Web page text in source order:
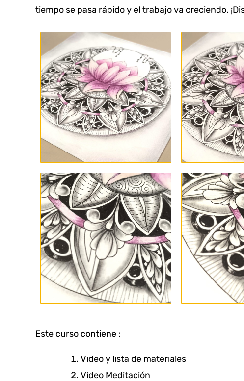
tiempo se pasa rápido y el trabajo va creciendo.
Este curso contiene :
Video y lista de materiales
Video Meditación